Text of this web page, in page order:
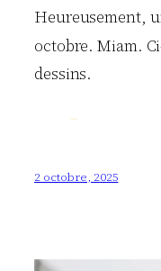
Heureusement,
octobre. Miam.
dessins.
2 octobre, 2025